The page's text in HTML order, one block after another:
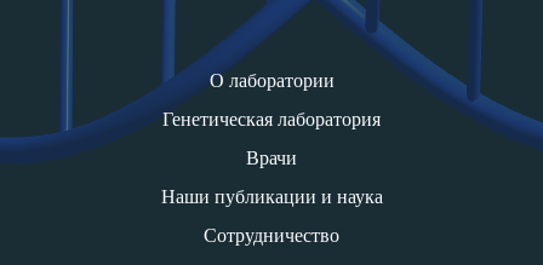
О лаборатории
Генетическая лаборатория
Врачи
Наши публикации и наука
Сотрудничество